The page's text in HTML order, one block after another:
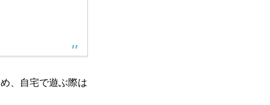
、自宅で遊ぶ際は